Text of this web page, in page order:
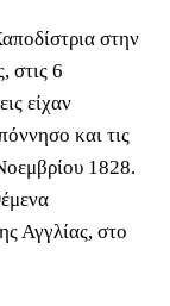
στην
στις 6
είχαν
και τις
1828.
Αγγλίας, στο